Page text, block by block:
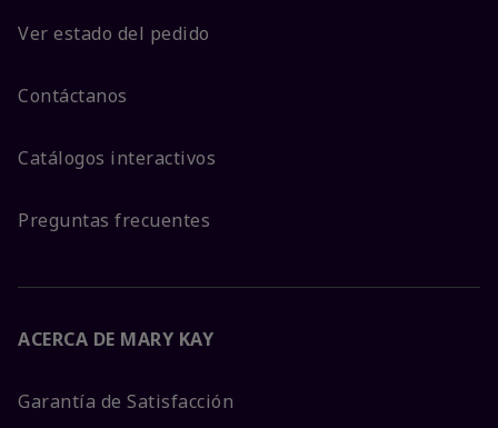
Ver estado del pedido
Contáctanos
Catálogos interactivos
Preguntas frecuentes
ACERCA DE MARY KAY
Garantía de Satisfacción